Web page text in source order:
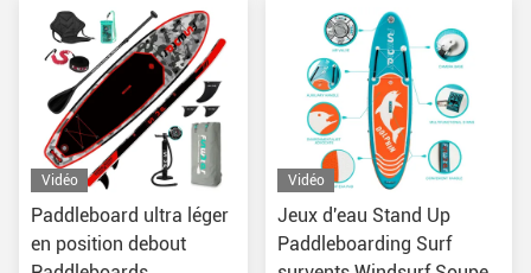
Vidéo
Paddleboard ultra léger
en position debout
Vidéo
Jeux d'eau Stand Up
Paddleboarding Surf